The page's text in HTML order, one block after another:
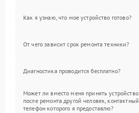
Как я узнаю, что мое устройство готово?
От чего зависит срок ремонта техники?
Диагностика проводится бесплатно?
Может ли вместо меня принять устройство
после ремонта другой человек, контактный
телефон которого я предоставлю?